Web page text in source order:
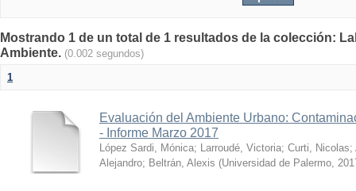
Mostrando 1 de un total de 1 resultados de la colección:
Ambiente. (0.002 segundos)
1
Evaluación del Ambiente Urbano:
- Informe Marzo 2017
López Sardi, Mónica; Larroudé, Victoria; Curti, Nicolas;
Alejandro; Beltrán, Alexis (Universidad de Palermo,